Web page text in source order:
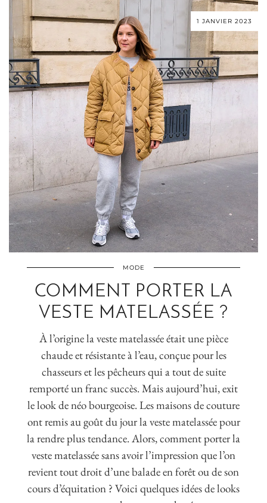
1 JANVIER 2023
MODE
COMMENT PORTER LA
VESTE MATELASSÉE ?
À l’origine la veste matelassée était une pièce
chaude et résistante à l’eau, conçue pour les
chasseurs et les pêcheurs qui a tout de suite
remporté un franc succès. Mais aujourd’hui, exit
le look de néo bourgeoise. Les maisons de couture
ont remis au goût du jour la veste matelassée pour
la rendre plus tendance. Alors, comment porter la
veste matelassée sans avoir l’impression que l’on
revient tout droit d’une balade en forêt ou de son
cours d’équitation ? Voici quelques idées de looks